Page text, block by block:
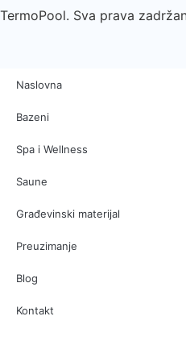
TermoPool. Sva prava
Naslovna
Bazeni
Spa i Wellness
Saune
Građevinski materijal
Preuzimanje
Blog
Kontakt